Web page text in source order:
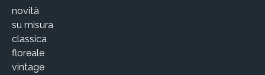
novità
su misura
classica
floreale
vintage